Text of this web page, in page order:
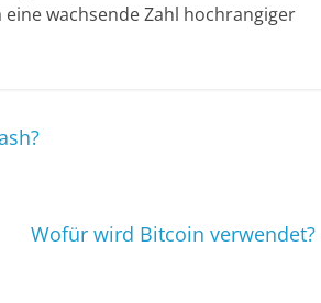
wachsende Zahl hochrangiger
Wofür wird Bitcoin verwendet?